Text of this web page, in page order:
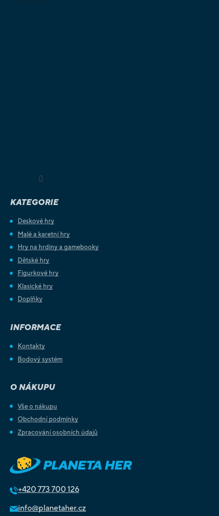
KATEGORIE
Deskové hry
Malé a karetní hry
Hry na hrdiny a gamebooky
Dětské hry
Figurkové hry
Klasické hry
Doplňky
INFORMACE
Kontakty
Bodový systém
O NÁKUPU
Vše o nákupu
Obchodní podmínky
Zpracování osobních údajů
+420 773 700 126
info@planetaher.cz